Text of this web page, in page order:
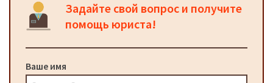
Задайте свой вопрос и получите
помощь юриста!
Ваше имя